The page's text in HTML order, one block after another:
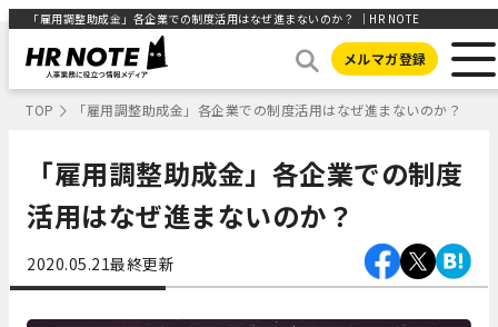
「雇用調整助成金」各企業での制度活用はなぜ進まないのか？ ｜HR NOTE
メルマガ登録
TOP 「雇用調整助成金」各企業での制度活用はなぜ進まないのか？
「雇用調整助成金」各企業での制度
活用はなぜ進まないのか？
2020.05.21最終更新